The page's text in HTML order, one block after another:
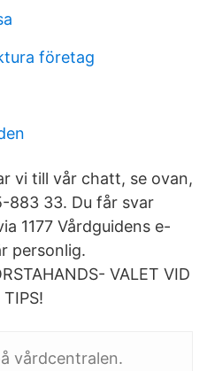
företag
vi till vår chatt, se ovan,
883 33. Du får svar
1177 Vårdguidens e-
personlig.
VALET VID
vårdcentralen.